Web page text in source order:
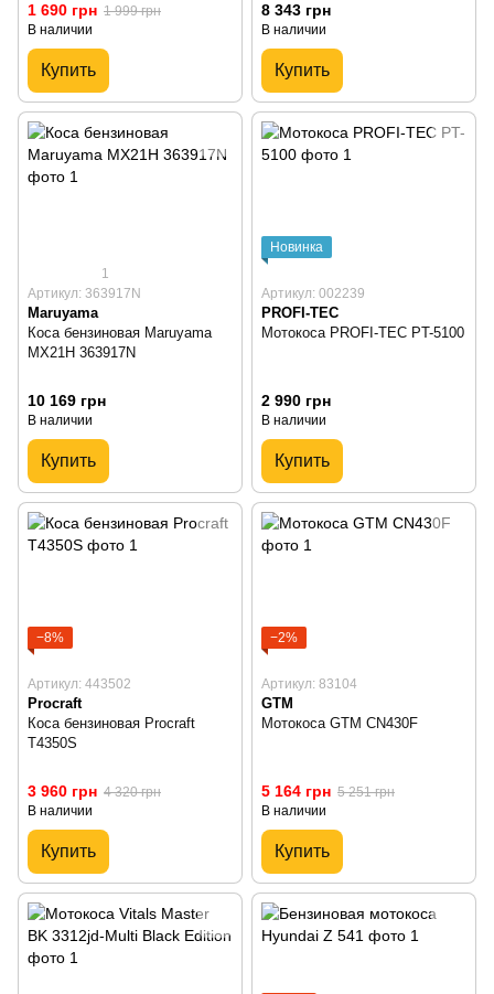
1 690 грн 1 999 грн
В наличии
Купить
8 343 грн
В наличии
Купить
1
Артикул: 363917N
Maruyama
Коса бензиновая Maruyama
MX21H 363917N
10 169 грн
В наличии
Купить
Новинка
Артикул: 002239
PROFI-TEC
Мотокоса PROFI-TEC PT-5100
2 990 грн
В наличии
Купить
−8%
Артикул: 443502
Procraft
Коса бензиновая Procraft
T4350S
3 960 грн 4 320 грн
В наличии
Купить
−2%
Артикул: 83104
GTM
Мотокоса GTM CN430F
5 164 грн 5 251 грн
В наличии
Купить